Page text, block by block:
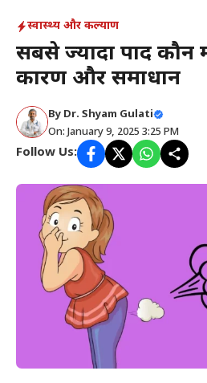
स्वास्थ्य और कल्याण
सबसे ज्यादा पाद कौन
कारण और समाधान
By Dr. Shyam Gulati
On: January 9, 2025 3:25 PM
Follow Us: